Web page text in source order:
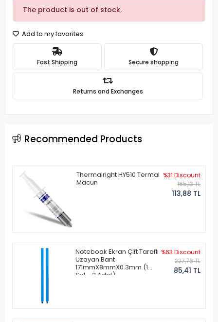
The product is out of stock.
Add to my favorites
Fast Shipping Secure shopping
Returns and Exchanges
Recommended Products
Thermalright HY510 Termal
Macun
%31 Discount
165,13 TL
113,88 TL
Notebook Ekran Çift Taraflı
Uzayan Bant
171mmX8mmX0.3mm (1
Set - 2 Adet)
%63 Discount
227,76 TL
85,41 TL